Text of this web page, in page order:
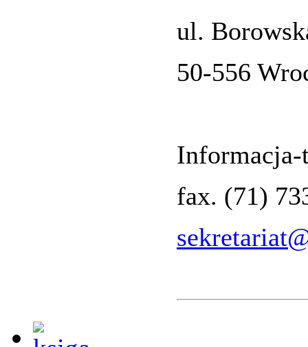
ul.
50-556
Informacja-
fax. (71)